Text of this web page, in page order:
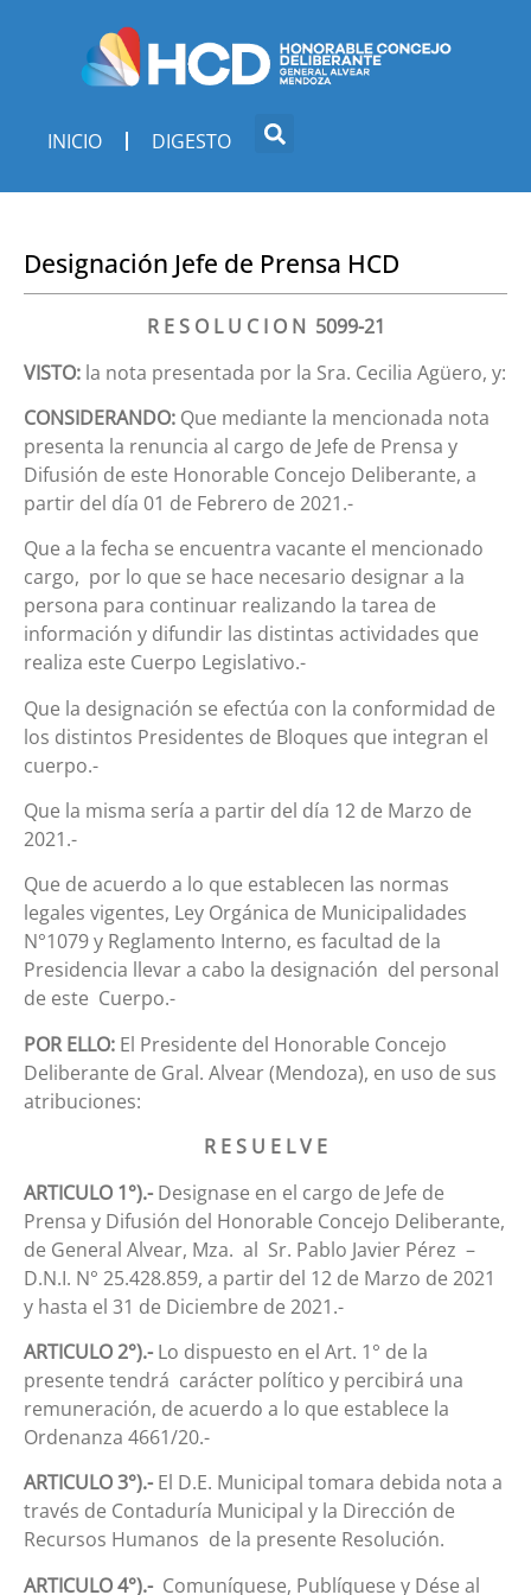
INICIO DIGESTO
Designación Jefe de Prensa HCD
R E S O L U C I O N 5099-21
VISTO: la nota presentada por la Sra. Cecilia Agüero, y:
CONSIDERANDO: Que mediante la mencionada nota
presenta la renuncia al cargo de Jefe de Prensa y
Difusión de este Honorable Concejo Deliberante, a
partir del día 01 de Febrero de 2021.-
Que a la fecha se encuentra vacante el mencionado
cargo, por lo que se hace necesario designar a la
persona para continuar realizando la tarea de
información y difundir las distintas actividades que
realiza este Cuerpo Legislativo.-
Que la designación se efectúa con la conformidad de
los distintos Presidentes de Bloques que integran el
cuerpo.-
Que la misma sería a partir del día 12 de Marzo de
2021.-
Que de acuerdo a lo que establecen las normas
legales vigentes, Ley Orgánica de Municipalidades
N°1079 y Reglamento Interno, es facultad de la
Presidencia llevar a cabo la designación del personal
de este Cuerpo.-
POR ELLO: El Presidente del Honorable Concejo
Deliberante de Gral. Alvear (Mendoza), en uso de sus
atribuciones:
R E S U E L V E
ARTICULO 1°).-Designase en el cargo de Jefe de
Prensa y Difusión del Honorable Concejo Deliberante,
de General Alvear, Mza. al Sr. Pablo Javier Pérez –
D.N.I. N° 25.428.859, a partir del 12 de Marzo de 2021
y hasta el 31 de Diciembre de 2021.-
ARTICULO 2°).-Lo dispuesto en el Art. 1° de la
presente tendrá carácter político y percibirá una
remuneración, de acuerdo a lo que establece la
Ordenanza 4661/20.-
ARTICULO 3°).-El D.E. Municipal tomara debida nota a
través de Contaduría Municipal y la Dirección de
Recursos Humanos de la presente Resolución.
ARTICULO 4°).-Comuníquese, Publíquese y Dése al